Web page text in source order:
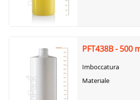
PFT438B - 500
Imboccatura
Materiale